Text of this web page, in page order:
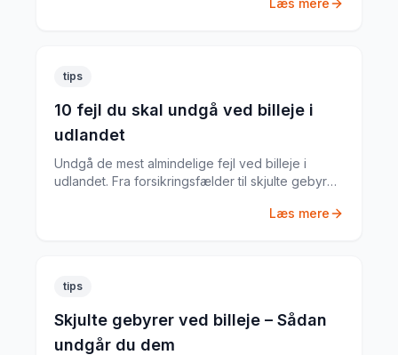
Læs mere
tips
10 fejl du skal undgå ved billeje i
udlandet
Undgå de mest almindelige fejl ved billeje i
udlandet. Fra forsikringsfælder til skjulte gebyrer
Læs mere
tips
Skjulte gebyrer ved billeje – Sådan
undgår du dem